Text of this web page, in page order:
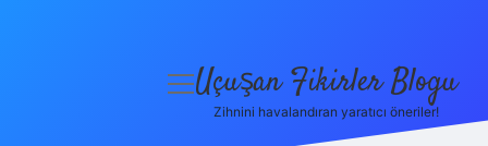
menüyü
Uçuşan Fikirler Blogu
Zihnini havalandıran yaratıcı öneriler!